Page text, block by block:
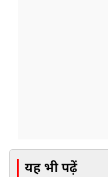
यह भी पढ़ें